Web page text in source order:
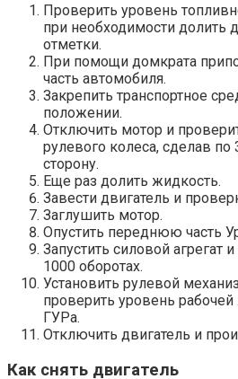
Проверить уровень
при необходимости долить
отметки.
При помощи домкрата
часть автомобиля.
Закрепить транспортное
положении.
Отключить мотор и
рулевого колеса, сделав
сторону.
Еще раз долить жидкость.
Завести двигатель и
Заглушить мотор.
Опустить переднюю часть
Запустить силовой агрегат
1000 оборотах.
Установить рулевой
проверить уровень
ГУРа.
Отключить двигатель и
Как снять двигатель